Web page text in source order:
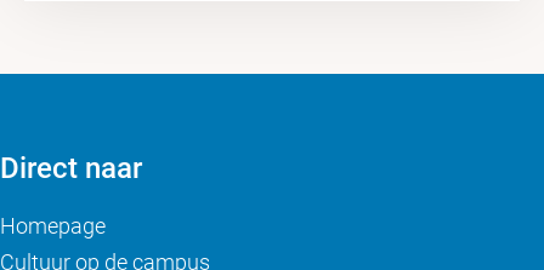
Direct naar
Homepage
Cultuur op de campus